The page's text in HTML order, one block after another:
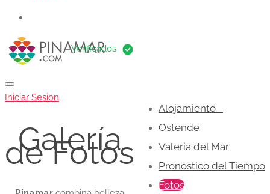
Alojamiento
Ostende
Valeria del Mar
Pronóstico del Tiempo
Fotos
Iniciar Sesión
Galería
de Fotos